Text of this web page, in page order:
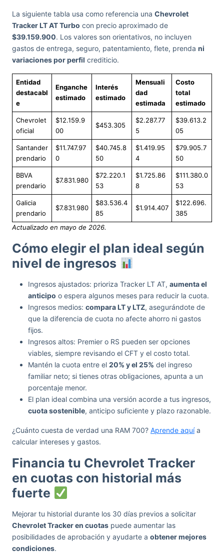
La siguiente tabla usa como referencia una Chevrolet
Tracker LT AT Turbo con precio aproximado de
$39.159.900. Los valores son orientativos, no incluyen
gastos de entrega, seguro, patentamiento, flete, prenda ni
variaciones por perfil crediticio.
Entidad
destacabl
e
Enganche
estimado
Interés
estimado
Mensuali
dad
estimada
Costo
total
estimado
Chevrolet
oficial
$12.159.9
00
$453.305
$2.287.77
5
$39.613.2
05
Santander
prendario
$11.747.97
0
$40.745.8
50
$1.419.95
4
$79.905.7
50
BBVA
prendario
$7.831.980
$72.220.1
53
$1.725.86
8
$111.380.0
53
Galicia
prendario
$7.831.980
$83.536.4
85
$1.914.407
$122.696.
385
Actualizado en mayo de 2026.
Cómo elegir el plan ideal según
nivel de ingresos
Ingresos ajustados: prioriza Tracker LT AT, aumenta el
anticipo o espera algunos meses para reducir la cuota.
Ingresos medios: compara LT y LTZ, asegurándote de
que la diferencia de cuota no afecte ahorro ni gastos
fijos.
Ingresos altos: Premier o RS pueden ser opciones
viables, siempre revisando el CFT y el costo total.
Mantén la cuota entre el 20% y el 25% del ingreso
familiar neto; si tienes otras obligaciones, apunta a un
porcentaje menor.
El plan ideal combina una versión acorde a tus ingresos,
cuota sostenible, anticipo suficiente y plazo razonable.
¿Cuánto cuesta de verdad una RAM 700? Aprende aquía
calcular intereses y gastos.
Financia tu Chevrolet Tracker
en cuotas con historial más
fuerte
Mejorar tu historial durante los 30 días previos a solicitar
Chevrolet Tracker en cuotas puede aumentar las
posibilidades de aprobación y ayudarte a obtener mejores
condiciones.